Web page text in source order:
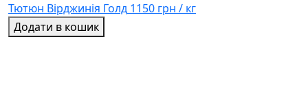
Тютюн Вірджинія Голд 1150 грн / кг
Додати в кошик